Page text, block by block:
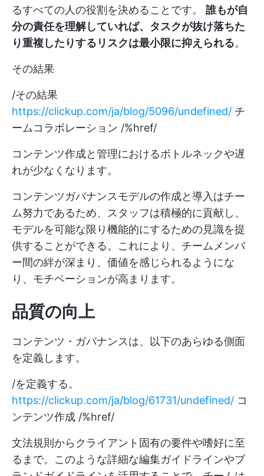
るすべての人の役割を決めることです。 誰もが自
分の責任を理解していれば、タスクが抜け落ちた
り重複したりするリスクは最小限に抑えられる。
その結果
/その結果
https://clickup.com/ja/blog/5096/undefined/ チ
ームコラボレーション /%href/
コンテンツ作成と管理におけるボトルネックや遅
れが少なくなります。
コンテンツガバナンスモデルの作成と導入はチー
ム努力であるため、スタッフは積極的に貢献し、
モデルを可能な限り機能的にするための見識を提
供することができる。これにより、チームメンバ
ー間の絆が深まり、価値を感じられるようにな
り、モチベーションが高まります。
品質の向上
コンテンツ・ガバナンスは、以下のあらゆる側面
を定義します。
/を定義する。
https://clickup.com/ja/blog/61731/undefined/ コ
ンテンツ作成 /%href/
文法規則からクライアント固有の要件や嗜好に至
るまで。このような詳細な編集ガイドラインやブ